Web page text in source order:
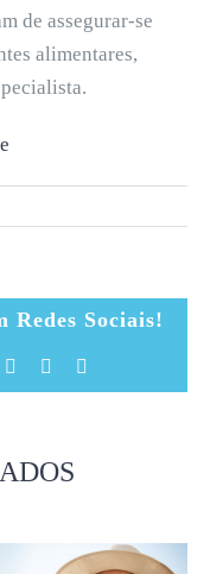
de assegurar-se
alimentares,
Redes Sociais!
Pinterest